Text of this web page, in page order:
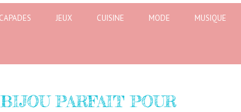
JEUX CUISINE MODE MUSIQUE
PARFAIT POUR